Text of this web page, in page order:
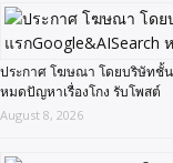
ประกาศ โฆษณา โดยบริษัทชั้
หมดปัญหาเรื่องโกง รับโพสต์
August 8, 2026